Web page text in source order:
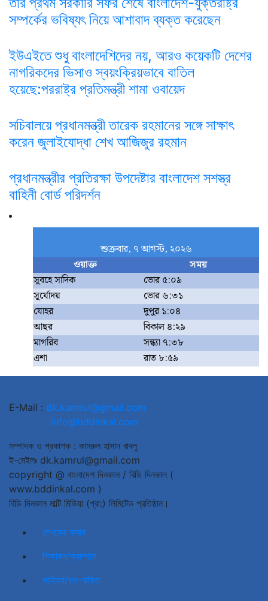
সম্পর্কের ভবিষ্যৎ নিয়ে আশাবাদ ব্যক্ত করেছেন
ইউএইতে শুধু বাংলাদেশিদের নয়, আরও কয়েকটি দেশের
নাগরিকদের ভিসাও স্বয়ংক্রিয়ভাবে বাতিল
হয়েছে:পররাষ্ট্র প্রতিমন্ত্রী শামা ওবায়েদ
সচিবালয়ে প্রধানমন্ত্রী তারেক রহমানের সঙ্গে সাক্ষাৎ
করেন জুলাইযোদ্ধা শেখ আজিজুর রহমান
প্রধানমন্ত্রীর প্রতিরক্ষা উপদেষ্টার বাংলাদেশ সশস্ত্র
বাহিনী বোর্ড পরিদর্শন
শুক্রবার, ৭ আগস্ট, ২০২৬
ওয়াক্ত
সময়
সুবহে সাদিক
ভোর ৫:০৯
সূর্যোদয়
ভোর ৬:৩১
যোহর
দুপুর ১:০৪
আছর
বিকাল ৪:২৯
মাগরিব
সন্ধ্যা ৭:৩৮
এশা
রাত ৮:৫৯
E-Mail : dk.kamrul@gmail.com
info@bddinkal.com
সম্পাদক ও প্রকাশক : কামরুল হাসান বাবলু
ই-মেইলঃ dk.kamrul@gmail.com
copyright @ বাংলাদেশ দিনকাল / বিডি দিনকাল (
www.bddinkal.com )
বিডি দিনকাল মাল্টি মিডিয়া (প্রা:) লিমিটেড প্রতিষ্ঠান।
লেখকের কলাম
শিক্ষাঙ্গন/ক্যাম্পাস
সাহিত্য/গল্প-কবিতা